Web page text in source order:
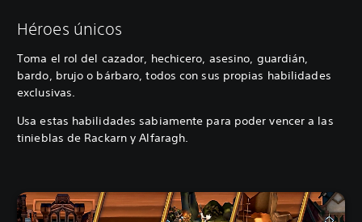
Héroes únicos
Toma el rol del cazador, hechicero, asesino, guardián,
bardo, brujo o bárbaro, todos con sus propias habilidades
exclusivas.
Usa estas habilidades sabiamente para poder vencer a las
tinieblas de Rackarn y Alfaragh.